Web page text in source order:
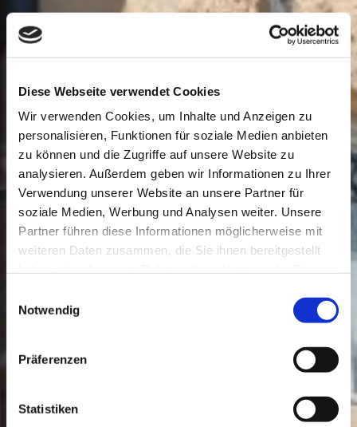
Diese Webseite verwendet Cookies
Wir verwenden Cookies, um Inhalte und Anzeigen zu
personalisieren, Funktionen für soziale Medien anbieten
zu können und die Zugriffe auf unsere Website zu
analysieren. Außerdem geben wir Informationen zu Ihrer
Verwendung unserer Website an unsere Partner für
soziale Medien, Werbung und Analysen weiter. Unsere
Partner führen diese Informationen möglicherweise mit
weiteren Daten zusammen, die Sie ihnen bereitgestellt
Notwendig
Präferenzen
Statistiken